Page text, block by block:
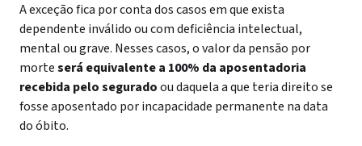
A exceção fica por conta dos casos em que exista
dependente inválido ou com deficiência intelectual,
mental ou grave. Nesses casos, o valor da pensão por
morteserá equivalente a 100% da aposentadoria
recebida pelo seguradoou daquela a que teria direito se
fosse aposentado por incapacidade permanente na data
do óbito.